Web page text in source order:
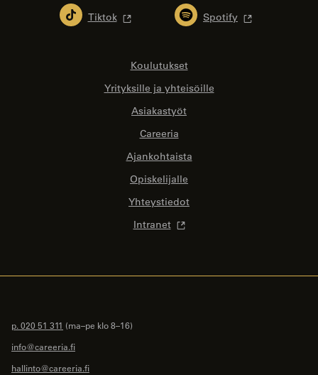
Tiktok Spotify
Koulutukset
Yrityksille ja yhteisöille
Asiakastyöt
Careeria
Ajankohtaista
Opiskelijalle
Yhteystiedot
Intranet
p. 020 51 311 (ma–pe klo 8–16)
info@careeria.fi
hallinto@careeria.fi